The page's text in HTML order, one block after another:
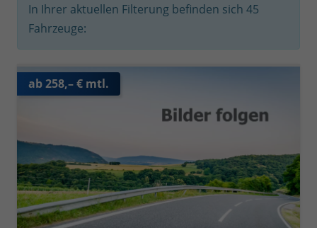
In Ihrer aktuellen Filterung befinden sich 45
Fahrzeuge:
ab 258,– € mtl.